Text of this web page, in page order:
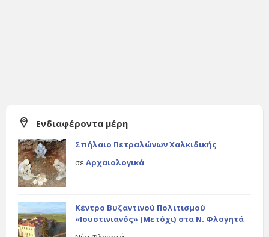
Ενδιαφέροντα μέρη
Σπήλαιο Πετραλώνων Χαλκιδικής
σε Αρχαιολογικά
Κέντρο Βυζαντινού Πολιτισμού
«Ιουστινιανός» (Μετόχι) στα Ν. Φλογητά